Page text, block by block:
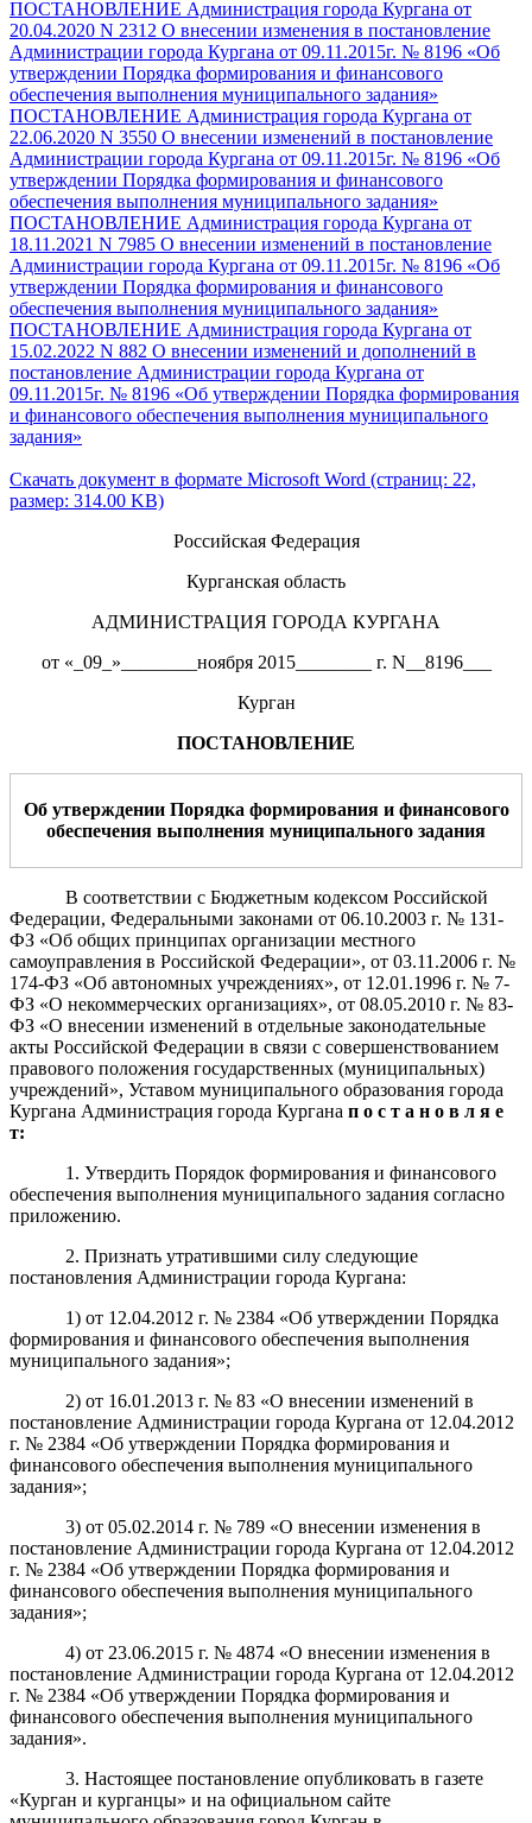
ПОСТАНОВЛЕНИЕ Администрация города Кургана от
20.04.2020 N 2312 О внесении изменения в постановление
Администрации города Кургана от 09.11.2015г. № 8196 «Об
утверждении Порядка формирования и финансового
обеспечения выполнения муниципального задания»
ПОСТАНОВЛЕНИЕ Администрация города Кургана от
22.06.2020 N 3550 О внесении изменений в постановление
Администрации города Кургана от 09.11.2015г. № 8196 «Об
утверждении Порядка формирования и финансового
обеспечения выполнения муниципального задания»
ПОСТАНОВЛЕНИЕ Администрация города Кургана от
18.11.2021 N 7985 О внесении изменений в постановление
Администрации города Кургана от 09.11.2015г. № 8196 «Об
утверждении Порядка формирования и финансового
обеспечения выполнения муниципального задания»
ПОСТАНОВЛЕНИЕ Администрация города Кургана от
15.02.2022 N 882 О внесении изменений и дополнений в
постановление Администрации города Кургана от
09.11.2015г. № 8196 «Об утверждении Порядка формирования
и финансового обеспечения выполнения муниципального
задания»
Скачать документ в формате Microsoft Word (страниц: 22,
размер: 314.00 KB)
Российская Федерация
Курганская область
АДМИНИСТРАЦИЯ ГОРОДА КУРГАНА
от «_09_»________ноября 2015________ г. N__8196___
Курган
ПОСТАНОВЛЕНИЕ
Об утверждении Порядка формирования и финансового
обеспечения выполнения муниципального задания
В соответствии с Бюджетным кодексом Российской
Федерации, Федеральными законами от 06.10.2003 г. № 131-
ФЗ «Об общих принципах организации местного
самоуправления в Российской Федерации», от 03.11.2006 г. №
174-ФЗ «Об автономных учреждениях», от 12.01.1996 г. № 7-
ФЗ «О некоммерческих организациях», от 08.05.2010 г. № 83-
ФЗ «О внесении изменений в отдельные законодательные
акты Российской Федерации в связи с совершенствованием
правового положения государственных (муниципальных)
учреждений», Уставом муниципального образования города
Кургана Администрация города Кургана п о с т а н о в л я е
т:
1. Утвердить Порядок формирования и финансового
обеспечения выполнения муниципального задания согласно
приложению.
2. Признать утратившими силу следующие
постановления Администрации города Кургана:
1) от 12.04.2012 г. № 2384 «Об утверждении Порядка
формирования и финансового обеспечения выполнения
муниципального задания»;
2) от 16.01.2013 г. № 83 «О внесении изменений в
постановление Администрации города Кургана от 12.04.2012
г. № 2384 «Об утверждении Порядка формирования и
финансового обеспечения выполнения муниципального
задания»;
3) от 05.02.2014 г. № 789 «О внесении изменения в
постановление Администрации города Кургана от 12.04.2012
г. № 2384 «Об утверждении Порядка формирования и
финансового обеспечения выполнения муниципального
задания»;
4) от 23.06.2015 г. № 4874 «О внесении изменения в
постановление Администрации города Кургана от 12.04.2012
г. № 2384 «Об утверждении Порядка формирования и
финансового обеспечения выполнения муниципального
задания».
3. Настоящее постановление опубликовать в газете
«Курган и курганцы» и на официальном сайте